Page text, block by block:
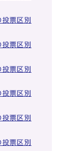
票区別
票区別
票区別
票区別
票区別
票区別